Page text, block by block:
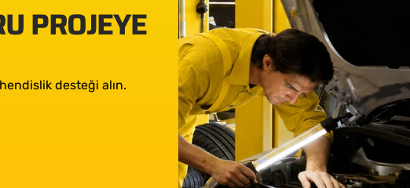
PROJEYE
desteği alın.